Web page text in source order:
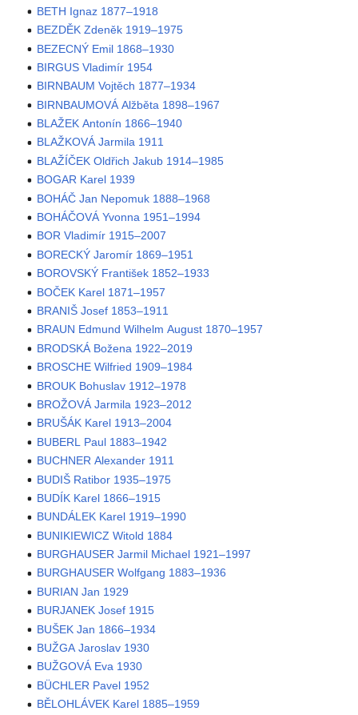
BETH Ignaz 1877–1918
BEZDĚK Zdeněk 1919–1975
BEZECNÝ Emil 1868–1930
BIRGUS Vladimír 1954
BIRNBAUM Vojtěch 1877–1934
BIRNBAUMOVÁ Alžběta 1898–1967
BLAŽEK Antonín 1866–1940
BLAŽKOVÁ Jarmila 1911
BLAŽÍČEK Oldřich Jakub 1914–1985
BOGAR Karel 1939
BOHÁČ Jan Nepomuk 1888–1968
BOHÁČOVÁ Yvonna 1951–1994
BOR Vladimír 1915–2007
BORECKÝ Jaromír 1869–1951
BOROVSKÝ František 1852–1933
BOČEK Karel 1871–1957
BRANIŠ Josef 1853–1911
BRAUN Edmund Wilhelm August 1870–1957
BRODSKÁ Božena 1922–2019
BROSCHE Wilfried 1909–1984
BROUK Bohuslav 1912–1978
BROŽOVÁ Jarmila 1923–2012
BRUŠÁK Karel 1913–2004
BUBERL Paul 1883–1942
BUCHNER Alexander 1911
BUDIŠ Ratibor 1935–1975
BUDÍK Karel 1866–1915
BUNDÁLEK Karel 1919–1990
BUNIKIEWICZ Witold 1884
BURGHAUSER Jarmil Michael 1921–1997
BURGHAUSER Wolfgang 1883–1936
BURIAN Jan 1929
BURJANEK Josef 1915
BUŠEK Jan 1866–1934
BUŽGA Jaroslav 1930
BUŽGOVÁ Eva 1930
BÜCHLER Pavel 1952
BĚLOHLÁVEK Karel 1885–1959